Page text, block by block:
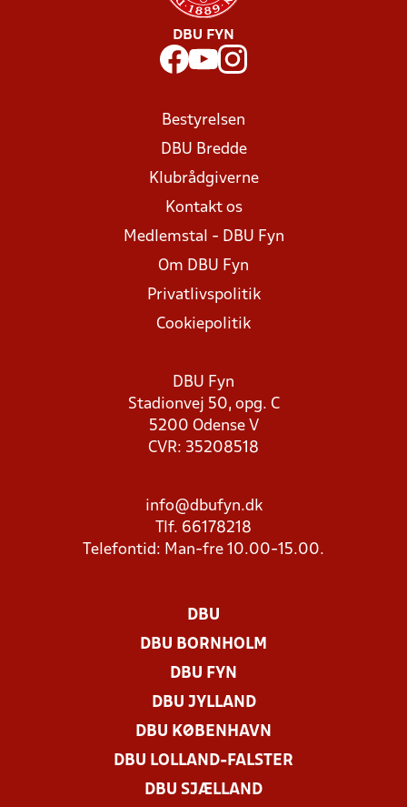
DBU FYN
Bestyrelsen
DBU Bredde
Klubrådgiverne
Kontakt os
Medlemstal - DBU Fyn
Om DBU Fyn
Privatlivspolitik
Cookiepolitik
DBU Fyn
Stadionvej 50, opg. C
5200 Odense V
CVR: 35208518
info@dbufyn.dk
Tlf. 66178218
Telefontid: Man-fre 10.00-15.00.
DBU
DBU BORNHOLM
DBU FYN
DBU JYLLAND
DBU KØBENHAVN
DBU LOLLAND-FALSTER
DBU SJÆLLAND